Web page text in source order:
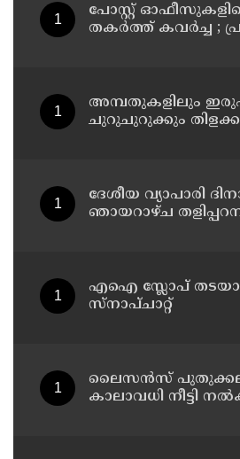
പോസ്റ്റ്
തകർത്ത് കവർച്ച ;
അമ്പതുകളിലും
ചുറുചുറുക്കും
ദേശീയ വ്യാപാരി
ഞായറാഴ്ച
എഐ സ്ലോപ്
സ്നാപ്ചാറ്റ്
ലൈസൻസ്
കാലാവധി നീട്ടി